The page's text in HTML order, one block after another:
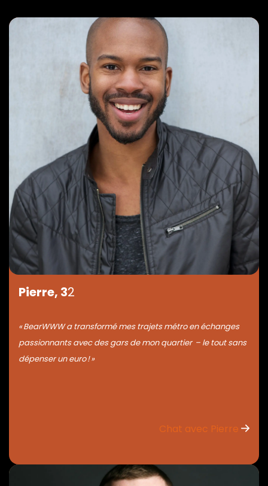
Pierre, 32
« BearWWW a transformé mes trajets métro en échanges
passionnants avec des gars de mon quartier – le tout sans
dépenser un euro ! »
Chat avec Pierre